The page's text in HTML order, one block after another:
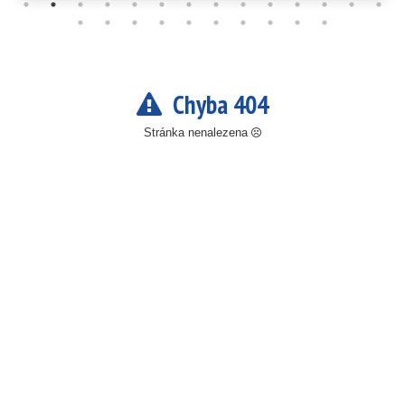
Chyba 404
Stránka nenalezena